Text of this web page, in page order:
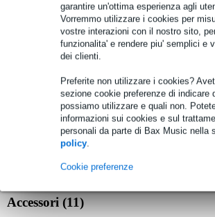
garantire un'ottima esperienza agli
Vorremmo utilizzare i cookies per
vostre interazioni con il nostro sito,
funzionalita' e rendere piu' semplici e
dei clienti.
Preferite non utilizzare i cookies?
sezione cookie preferenze di indicare
possiamo utilizzare e quali non.
informazioni sui cookies e sul
personali da parte di Bax Music nella
policy.
Cookie preferenze
Vedi anche (1)
Accessori (11)